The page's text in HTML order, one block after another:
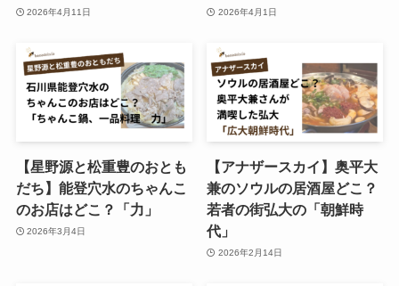
2026年4月11日 2026年4月1日
【星野源と松重豊のおとも
だち】能登穴水のちゃんこ
のお店はどこ？「力」
2026年3月4日
【アナザースカイ】奥平大
兼のソウルの居酒屋どこ？
若者の街弘大の「朝鮮時
代」
2026年2月14日